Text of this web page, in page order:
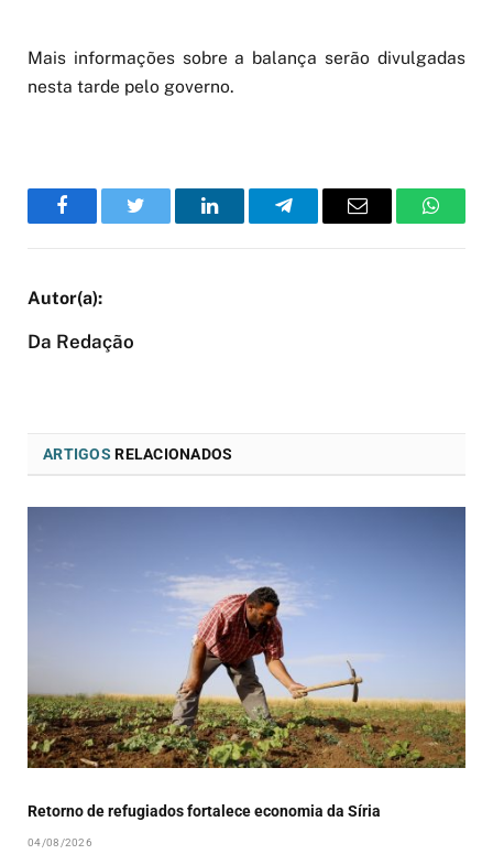
Mais informações sobre a balança serão divulgadas
nesta tarde pelo governo.
FacebookTwitter LinkedInTelegramEmail
Da Redação
ARTIGOS RELACIONADOS
Retorno de refugiados fortalece economia da Síria
04/08/2026